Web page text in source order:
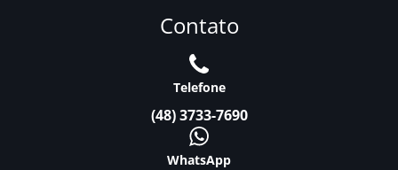
Contato
Telefone
(48) 3733-7690
WhatsApp